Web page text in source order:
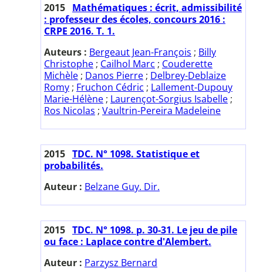
2015 Mathématiques : écrit, admissibilité
: professeur des écoles, concours 2016 :
CRPE 2016. T. 1.
Auteurs : Bergeaut Jean-François ; Billy
Christophe ; Cailhol Marc ; Couderette
Michèle ; Danos Pierre ; Delbrey-Deblaize
Romy ; Fruchon Cédric ; Lallement-Dupouy
Marie-Hélène ; Laurençot-Sorgius Isabelle ;
Ros Nicolas ; Vaultrin-Pereira Madeleine
2015 TDC. N° 1098. Statistique et
probabilités.
Auteur : Belzane Guy. Dir.
2015 TDC. N° 1098. p. 30-31. Le jeu de pile
ou face : Laplace contre d'Alembert.
Auteur : Parzysz Bernard